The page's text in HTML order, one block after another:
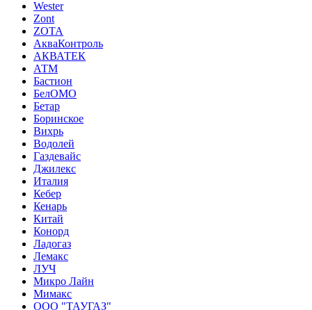
Wester
Zont
ZOTA
АкваКонтроль
АКВАТЕК
АТМ
Бастион
БелОМО
Бетар
Боринское
Вихрь
Водолей
Газдевайс
Джилекс
Италия
Кебер
Кенарь
Китай
Конорд
Ладогаз
Лемакс
ЛУЧ
Микро Лайн
Мимакс
ООО "ТАУГАЗ"